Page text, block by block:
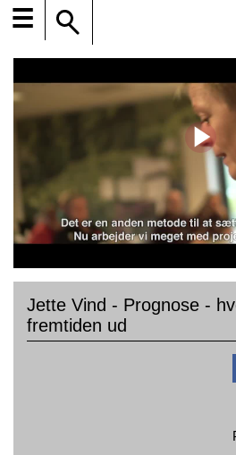
☰
Jette Vind - Prognose -
fremtiden ud